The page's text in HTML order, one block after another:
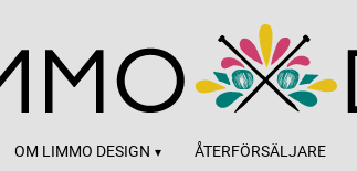
OM LIMMO DESIGN ÅTERFÖRSÄLJARE